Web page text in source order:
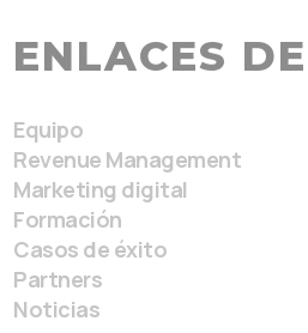
ENLACES
Equipo
Revenue Management
Marketing digital
Formación
Casos de éxito
Partners
Noticias